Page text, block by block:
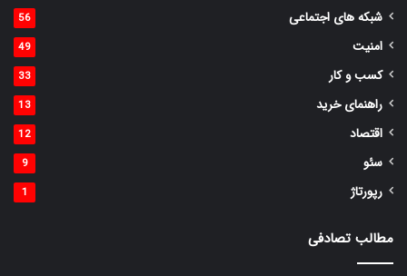
شبکه های اجتماعی 56
امنیت 49
کسب و کار 33
راهنمای خرید 13
اقتصاد 12
سئو 9
رپورتاژ 1
مطالب تصادفی